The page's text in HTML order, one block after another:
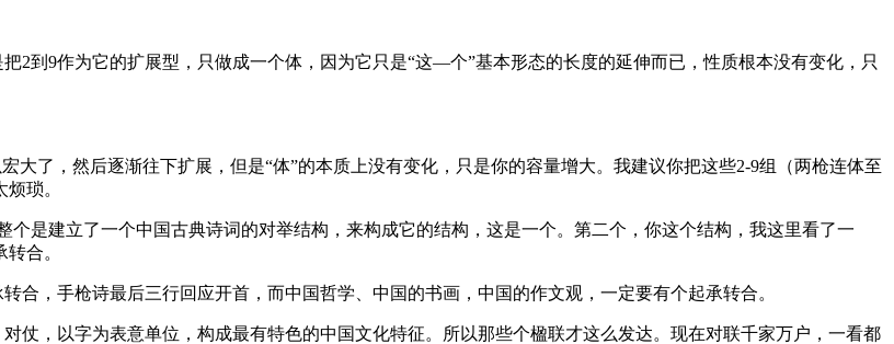
2到9作为它的扩展型，只做成一个体，因为它只是“这—个”基本形态的长度的延伸而已，性质根本没有变化，只
大了，然后逐渐往下扩展，但是“体”的本质上没有变化，只是你的容量增大。我建议你把这些2-9组（两枪连体至
烦琐。
是建立了一个中国古典诗词的对举结构，来构成它的结构，这是一个。第二个，你这个结构，我这里看了一
合。
合，手枪诗最后三行回应开首，而中国哲学、中国的书画，中国的作文观，一定要有个起承转合。
仗，以字为表意单位，构成最有特色的中国文化特征。所以那些个楹联才这么发达。现在对联千家万户，一看都